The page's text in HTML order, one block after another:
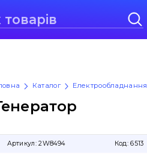
Каталог Електрообладнання
Артикул: 2W8494 Код: 6513